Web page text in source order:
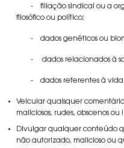
- filiação sindical ou a
filosófico ou político;
- dados genéticos ou
- dados relacionados à
- dados referentes à vida
Veicular quaisquer
maliciosos, rudes, obscenos ou
Divulgar qualquer conteúdo
não autorizado, malicioso ou